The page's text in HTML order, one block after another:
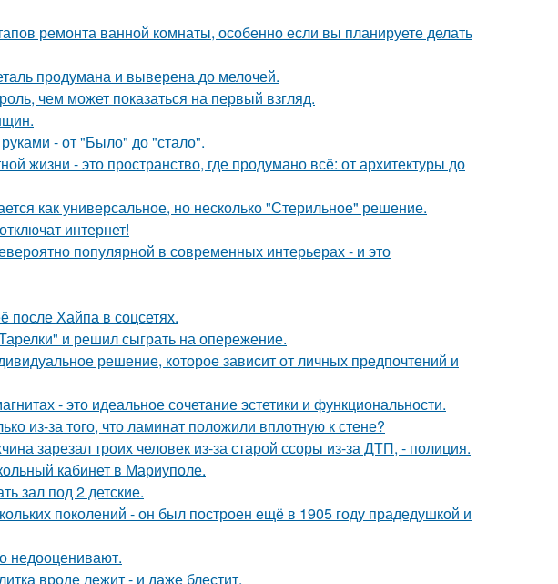
ремонта ванной комнаты, особенно если вы планируете делать
продумана и выверена до мелочей.
чем может показаться на первый взгляд.
- от "Было" до "стало".
жизни - это пространство, где продумано всё: от архитектуры до
как универсальное, но несколько "Стерильное" решение.
интернет!
популярной в современных интерьерах - и это
Хайпа в соцсетях.
и решил сыграть на опережение.
решение, которое зависит от личных предпочтений и
- это идеальное сочетание эстетики и функциональности.
из-за того, что ламинат положили вплотную к стене?
зарезал троих человек из-за старой ссоры из-за ДТП, - полиция.
кабинет в Мариуполе.
зал под 2 детские.
поколений - он был построен ещё в 1905 году прадедушкой и
недооценивают.
вроде лежит - и даже блестит.